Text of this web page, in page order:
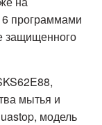
программами
защищенного
мытья и
модель